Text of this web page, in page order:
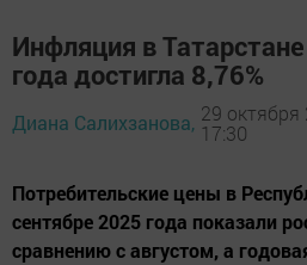
Инфляция в
года достигла 8,76%
Диана Салихзанова, 29 октября
17:30
Потребительские цены в
сентябре 2025 года показали
сравнению с августом, а